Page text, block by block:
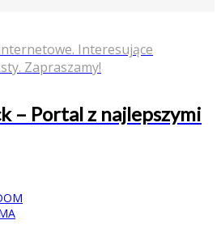
Interesujące
Zapraszamy!
– Portal z najlepszymi